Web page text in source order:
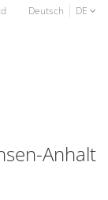
Deutsch DE
Anhalt